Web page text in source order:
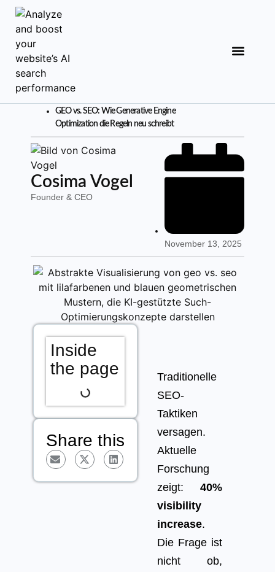
GEO vs. SEO: Wie Generative Engine
Optimization die Regeln neu schreibt
Cosima Vogel
Founder & CEO
November 13, 2025
Inside
the page
Share this
Traditionelle
SEO-
Taktiken
versagen.
Aktuelle
Forschung
zeigt: 40%
visibility
increase.
Die Frage ist
nicht ob,